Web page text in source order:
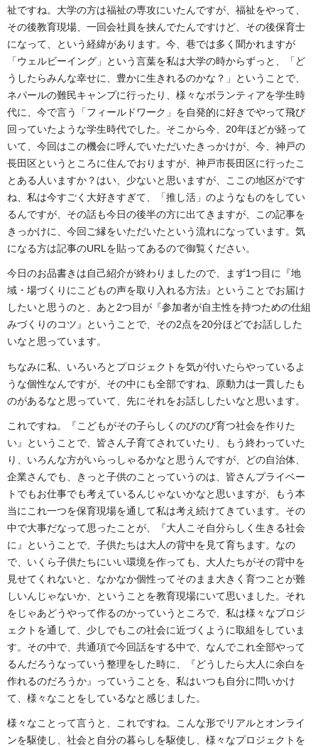
祉ですね。大学の方は福祉の専攻にいたんですが、福祉をやって、
その後教育現場、一回会社員を挟んでたんですけど、その後保育士
になって、という経緯があります。今、巷では多く聞かれますが
「ウェルビーイング」という言葉を私は大学の時からずっと、「ど
うしたらみんな幸せに、豊かに生きれるのかな？」ということで、
ネパールの難民キャンプに行ったり、様々なボランティアを学生時
代に、今で言う「フィールドワーク」を自発的に好きでやって飛び
回っていたような学生時代でした。そこから今、20年ほどが経って
いて、今回はこの機会に呼んでいただいたきっかけが、今、神戸の
長田区というところに住んでおりますが、神戸市長田区に行ったこ
とある人いますか？はい、少ないと思いますが、ここの地区がです
ね、私は今すごく大好きすぎて、「推し活」のようなものをしてい
るんですが、その話も今日の後半の方に出てきますが、この記事を
きっかけに、今回ご縁をいただいたという流れになっています。気
になる方は記事のURLを貼ってあるので御覧ください。
今日のお品書きは自己紹介が終わりましたので、まず1つ目に『地
域・場づくりにこどもの声を取り入れる方法』ということでお届け
したいと思うのと、あと2つ目が『参加者が自主性を持つための仕組
みづくりのコツ』ということで、その2点を20分ほどでお話しした
いなと思っています。
ちなみに私、いろいろとプロジェクトを気が付いたらやっているよ
うな個性なんですが、その中にも全部ですね、原動力は一貫したも
のがあるなと思っていて、先にそれをお話ししたいなと思います。
これですね。『こどもがその子らしくのびのび育つ社会を作りた
い』ということで、皆さん子育てされていたり、もう終わっていた
り、いろんな方がいらっしゃるかなと思うんですが、どの自治体、
企業さんでも、きっと子供のことっていうのは、皆さんプライベー
トでもお仕事でも考えているんじゃないかなと思いますが、もう本
当にこれ一つを保育現場を通して私は考え続けてきています。その
中で大事だなって思ったことが、『大人こそ自分らしく生きる社会
に』ということで、子供たちは大人の背中を見て育ちます。なの
で、いくら子供たちにいい環境を作っても、大人たちがその背中を
見せてくれないと、なかなか個性ってそのまま大きく育つことが難
しいんじゃないか、ということを教育現場にいて思いました。それ
をじゃあどうやって作るのかっていうところで、私は様々なプロジ
ェクトを通して、少しでもこの社会に近づくように取組をしていま
す。その中で、共通項で今回話をする中で、なんでこれ全部やって
るんだろうなっていう整理をした時に、『どうしたら大人に余白を
作れるのだろうか』っていうことを、私はいつも自分に問いかけ
て、様々なことをしているなと感じました。
様々なことって言うと、これですね。こんな形でリアルとオンライ
ンを駆使し、社会と自分の暮らしを駆使し、様々なプロジェクトを